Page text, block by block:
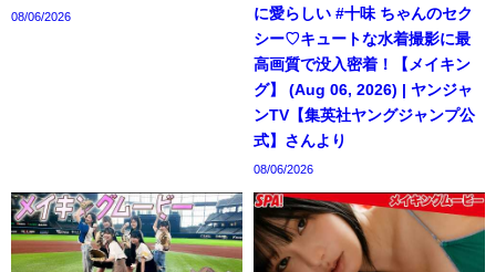
08/06/2026
に愛らしい #十味 ちゃんのセク
シー♡キュートな水着撮影に最
高画質で没入密着！【メイキン
グ】 (Aug 06, 2026) | ヤンジャ
ンTV【集英社ヤングジャンプ公
式】さんより
08/06/2026